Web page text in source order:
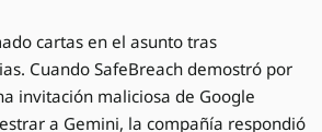
cartas en el asunto tras
Cuando SafeBreach demostró por
invitación maliciosa de Google
a Gemini, la compañía respondió